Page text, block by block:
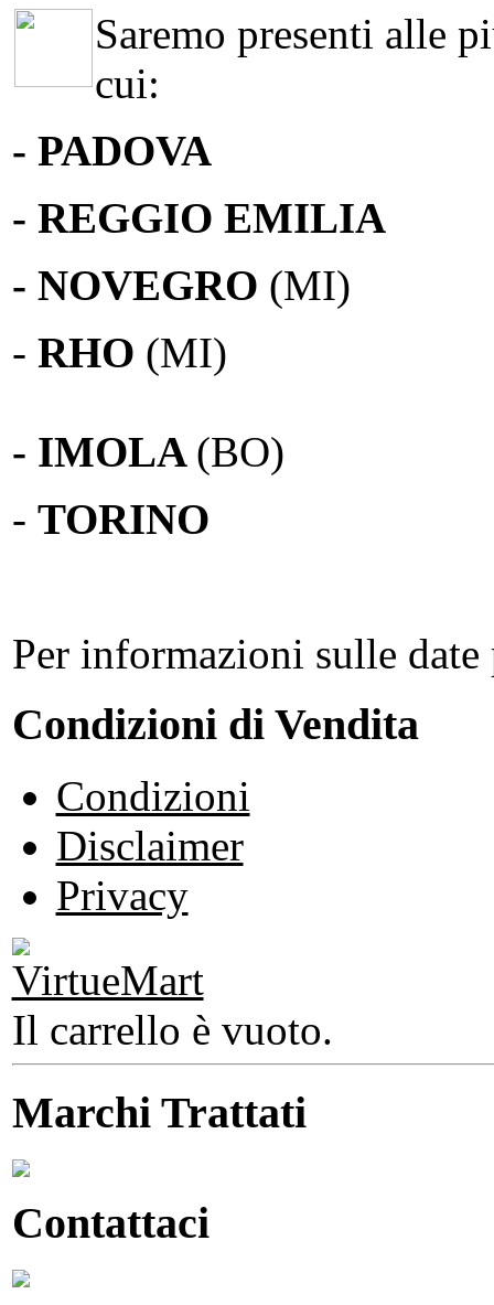
Saremo presenti alle
cui:
- PADOVA
- REGGIO EMILIA
- NOVEGRO (MI)
- RHO (MI)
- IMOLA (BO)
- TORINO
Per informazioni sulle
Condizioni di Vendita
Condizioni
Disclaimer
Privacy
Il carrello è vuoto.
Marchi Trattati
Contattaci